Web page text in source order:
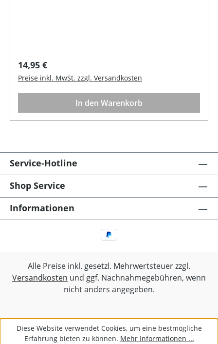
Regulärer Preis:
14,95 €
Preise inkl. MwSt. zzgl. Versandkosten
In den Warenkorb
Service-Hotline
Shop Service
Informationen
Alle Preise inkl. gesetzl. Mehrwertsteuer zzgl.
Versandkosten und ggf. Nachnahmegebühren, wenn
nicht anders angegeben.
Diese Website verwendet Cookies, um eine bestmögliche
Erfahrung bieten zu können. Mehr Informationen ...